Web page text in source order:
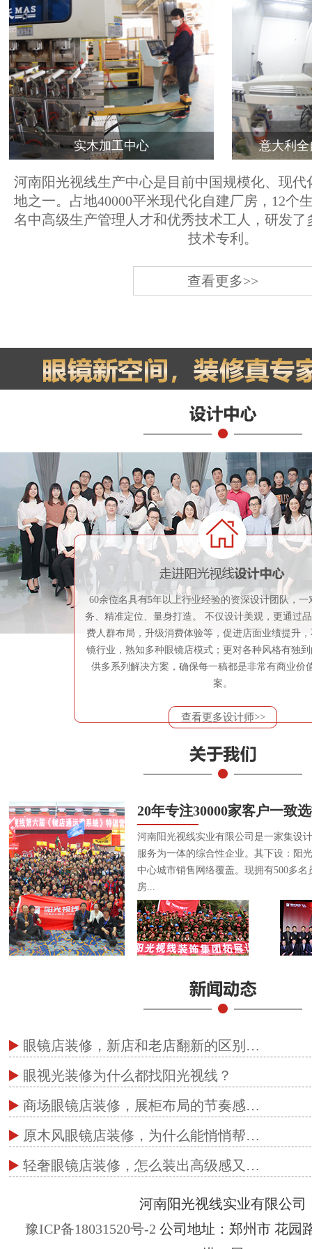
实木加工中心 意大利
河南阳光视线生产中心是目前中国规模化、现代
地之一。占地40000平米现代化自建厂房，12个
名中高级生产管理人才和优秀技术工人，研发了
技术专利。
查看更多>>
60余位名具有5年以上行业经验的资深设计团队，一
务、精准定位、量身打造。 不仅设计美观，更通过
费人群布局，升级消费体验等，促进店面业绩提升
镜行业，熟知多种眼镜店模式；更对各种风格有独
供多系列解决方案，确保每一稿都是非常有商业价
案。
查看更多设计师>>
20年专注30000家客户一致
河南阳光视线实业有限公司是一家集设
服务为一体的综合性企业。其下设：阳
中心城市销售网络覆盖。现拥有500多
房...
眼镜店装修，新店和老店翻新的区别…
眼视光装修为什么都找阳光视线？
商场眼镜店装修，展柜布局的节奏感…
原木风眼镜店装修，为什么能悄悄帮…
轻奢眼镜店装修，怎么装出高级感又…
河南阳光视线实业有限公司
豫ICP备18031520号-2 公司地址：郑州市 花园